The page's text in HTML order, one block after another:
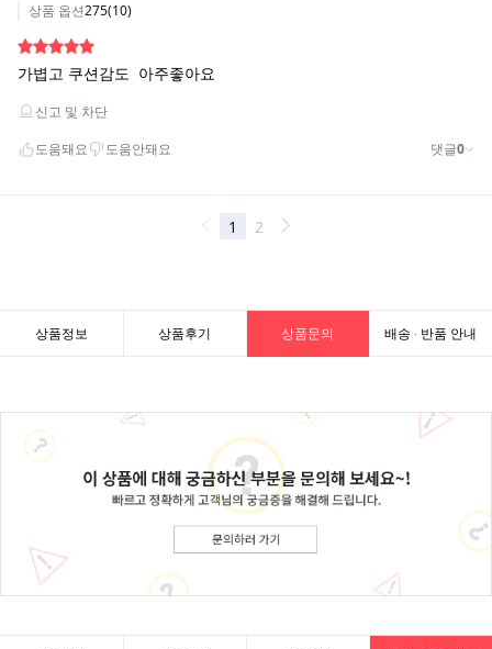
상품정보 상품후기 상품문의 배송 · 반품 안내